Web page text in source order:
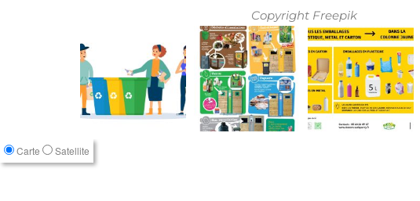
Copyright Freepik
Carte Satellite